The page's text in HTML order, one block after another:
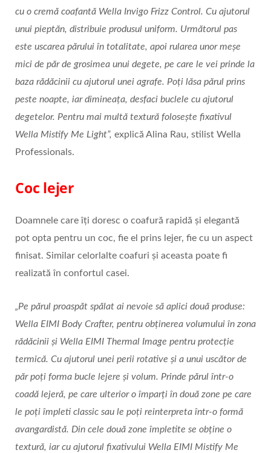
cu o cremă coafantă Wella Invigo Frizz Control. Cu ajutorul
unui pieptăn, distribuie produsul uniform. Următorul pas
este uscarea părului în totalitate, apoi rularea unor meșe
mici de păr de grosimea unui degete, pe care le vei prinde la
baza rădăcinii cu ajutorul unei agrafe. Poți lăsa părul prins
peste noapte, iar dimineața, desfaci buclele cu ajutorul
degetelor. Pentru mai multă textură folosește fixativul
Wella Mistify Me Light”, explică Alina Rau, stilist Wella
Professionals.
Coc lejer
Doamnele care îți doresc o coafură rapidă și elegantă
pot opta pentru un coc, fie el prins lejer, fie cu un aspect
finisat. Similar celorlalte coafuri și aceasta poate fi
realizată în confortul casei.
„Pe părul proaspăt spălat ai nevoie să aplici două produse:
Wella EIMI Body Crafter, pentru obținerea volumului în zona
rădăcinii și Wella EIMI Thermal Image pentru protecție
termică. Cu ajutorul unei perii rotative și a unui uscător de
păr poți forma bucle lejere și volum. Prinde părul într-o
coadă lejeră, pe care ulterior o împarți în două zone pe care
le poți împleti classic sau le poți reinterpreta într-o formă
avangardistă. Din cele două zone împletite se obține o
textură, iar cu ajutorul fixativului Wella EIMI Mistify Me